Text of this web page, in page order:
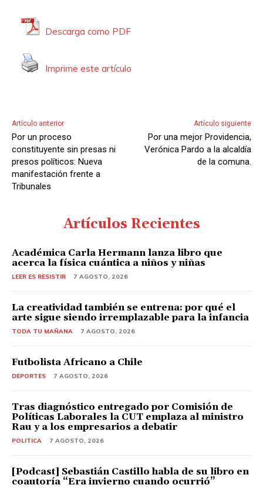
Descarga como PDF
Imprime este artículo
Artículo anterior
Por un proceso
constituyente sin presas ni
presos políticos: Nueva
manifestación frente a
Tribunales
Artículo siguiente
Por una mejor Providencia,
Verónica Pardo a la alcaldía
de la comuna.
Artículos Recientes
Académica Carla Hermann lanza libro que
acerca la física cuántica a niños y niñas
LEER ES RESISTIR 7 AGOSTO, 2026
La creatividad también se entrena: por qué el
arte sigue siendo irremplazable para la infancia
TODA TU MAÑANA 7 AGOSTO, 2026
Futbolista Africano a Chile
DEPORTES 7 AGOSTO, 2026
Tras diagnóstico entregado por Comisión de
Políticas Laborales la CUT emplaza al ministro
Rau y a los empresarios a debatir
POLITICA 7 AGOSTO, 2026
[Podcast] Sebastián Castillo habla de su libro en
coautoría “Era invierno cuando ocurrió”